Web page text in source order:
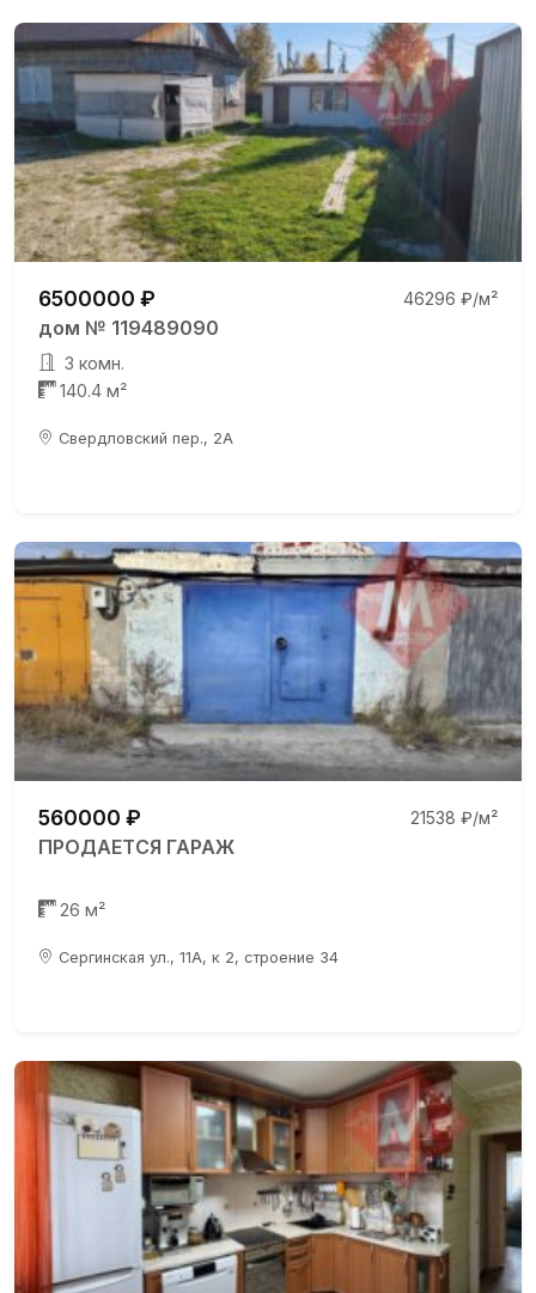
6500000 ₽ 46296 ₽/м²
дом № 119489090
3 комн.
140.4 м²
Свердловский пер., 2А
560000 ₽ 21538 ₽/м²
ПРОДАЕТСЯ ГАРАЖ
26 м²
Сергинская ул., 11А, к 2, строение 34